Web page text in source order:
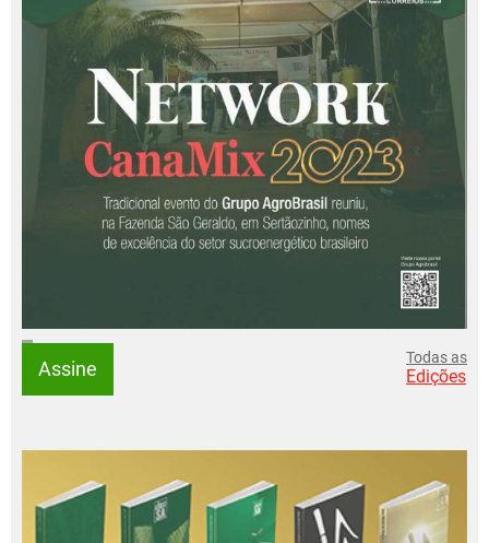
Assine Todas as
Edições